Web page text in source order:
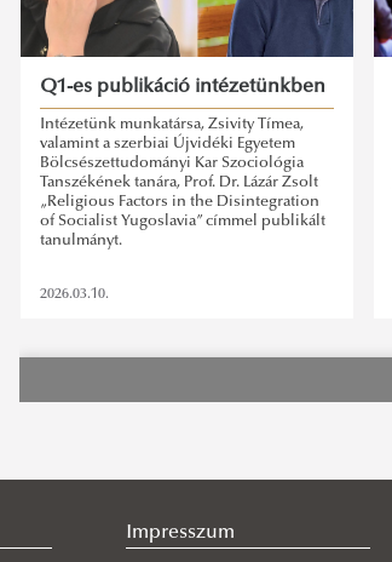
Q1-es publikáció intézetünkben
Intézetünk munkatársa, Zsivity Tímea,
valamint a szerbiai Újvidéki Egyetem
Bölcsészettudományi Kar Szociológia
Tanszékének tanára, Prof. Dr. Lázár Zsolt
„Religious Factors in the Disintegration
of Socialist Yugoslavia” címmel publikált
tanulmányt.
2026.03.10.
Impresszum